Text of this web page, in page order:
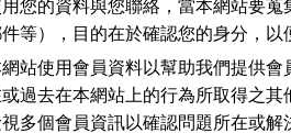
您的資料與您聯絡，當本網站要
等），目的在於確認您的身分，
站使用會員資料以幫助我們提供
過去在本網站上的行為所取得之
多個會員資訊以確認問題所在或